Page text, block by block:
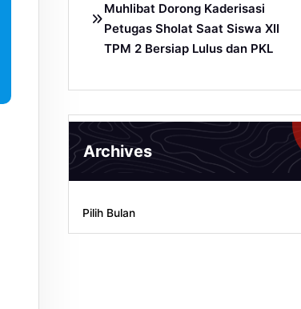
Muhlibat Dorong Kaderisasi
Petugas Sholat Saat Siswa XII
TPM 2 Bersiap Lulus dan PKL
Archives